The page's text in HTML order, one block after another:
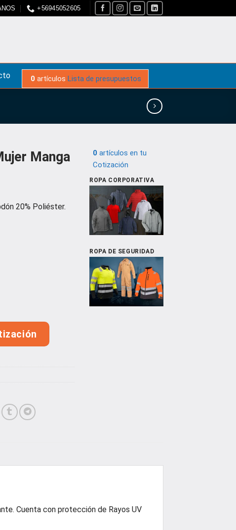
+56945052605
0 artículos Lista de presupuestos
Manga
20% Poliéster.
80/20 cantidad
0 artículos en tu
Cotización
ROPA CORPORATIVA
ROPA DE SEGURIDAD
Cuenta con protección de Rayos UV